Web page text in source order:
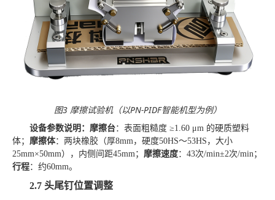
图3 摩擦试验机（以PN-PIDF智能机型为例）
设备参数说明： 摩擦台：表面粗糙度 ≥1.60 μm 的硬质塑料
体； 摩擦体：两块橡胶（厚8mm，硬度50HS～53HS， 大小
25mm×50mm），内侧间距45mm； 摩擦速度： 43次/min±2次/min；
行程： 约60mm。
2.7 头尾钉位置调整